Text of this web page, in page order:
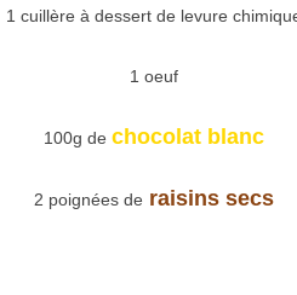
1 cuillère à dessert de levure
1 oeuf
100g de chocolat blanc
2 poignées de raisins secs